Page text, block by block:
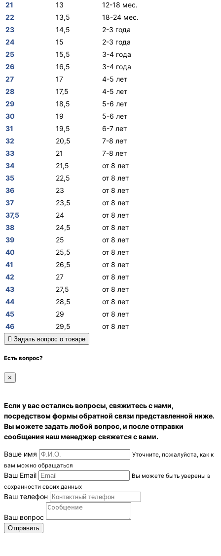
21 13
12-18 мес.
22
13,5
18-24 мес.
23
14,5
2-3 года
24
15
2-3 года
25
15,5
3-4 года
26
16,5
3-4 года
27
17
4-5 лет
28
17,5
4-5 лет
29
18,5
5-6 лет
30
19
5-6 лет
31
19,5
6-7 лет
32
20,5
7-8 лет
33
21
7-8 лет
34
21,5
от 8 лет
35
22,5
от 8 лет
36
23
от 8 лет
37
23,5
от 8 лет
37,5
24
от 8 лет
38
24,5
от 8 лет
39
25
от 8 лет
40
25,5
от 8 лет
41
26,5
от 8 лет
42
27
от 8 лет
43
27,5
от 8 лет
44
28,5
от 8 лет
45
29
от 8 лет
46
29,5 от 8 лет
Задать вопрос о товаре
Есть вопрос?
×
Если у вас остались вопросы, свяжитесь с нами,
посредством формы обратной связи представленной ниже.
Вы можете задать любой вопрос, и после отправки
сообщения наш менеджер свяжется с вами.
Ваше имя
Уточните, пожалуйста, как к
вам можно обращаться
Ваш Email
Вы можете быть уверены в
сохранности своих данных
Ваш телефон
Ваш вопрос